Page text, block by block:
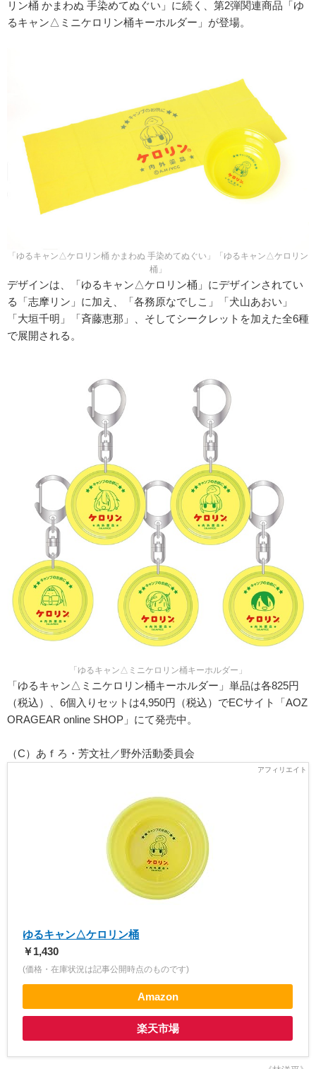
リン桶 かまわぬ 手染めてぬぐい」に続く、第2弾関連商品「ゆ
るキャン△ミニケロリン桶キーホルダー」が登場。
「ゆるキャン△ケロリン桶 かまわぬ 手染めてぬぐい」「ゆるキャン△ケロリン
桶」
デザインは、「ゆるキャン△ケロリン桶」にデザインされてい
る「志摩リン」に加え、「各務原なでしこ」「犬山あおい」
「大垣千明」「斉藤恵那」、そしてシークレットを加えた全6種
で展開される。
「ゆるキャン△ミニケロリン桶キーホルダー」
「ゆるキャン△ミニケロリン桶キーホルダー」単品は各825円
（税込）、6個入りセットは4,950円（税込）でECサイト「AOZ
ORAGEAR online SHOP」にて発売中。
（C）あｆろ・芳文社／野外活動委員会
ゆるキャン△ケロリン桶
￥1,430
(価格・在庫状況は記事公開時点のものです)
Amazon
楽天市場